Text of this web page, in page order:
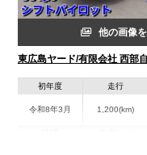
他の画像
東広島ヤード/有限会社 西部
初年度
令和8年3月
走行
1,200(km)